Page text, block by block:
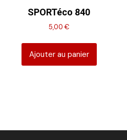
SPORTéco 840
5,00€
Ajouter au panier